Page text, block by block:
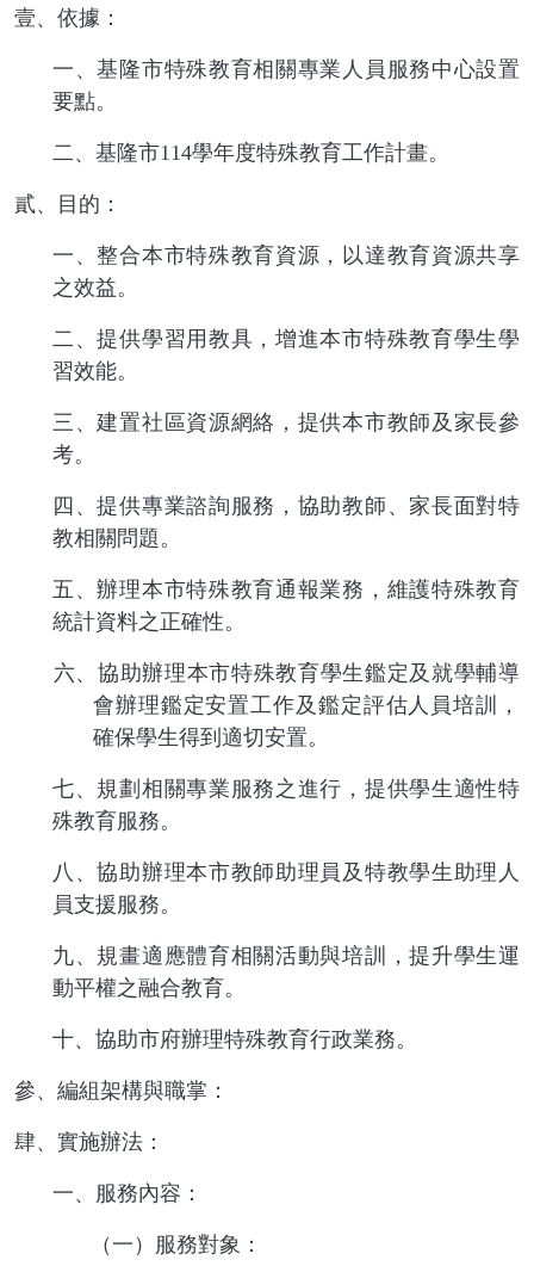
壹、依據：
一、基隆市特殊教育相關專業人員服務中心設置
要點。
二、基隆市114學年度特殊教育工作計畫。
貳、目的：
一、整合本市特殊教育資源，以達教育資源共享
之效益。
二、提供學習用教具，增進本市特殊教育學生學
習效能。
三、建置社區資源網絡，提供本市教師及家長參
考。
四、提供專業諮詢服務，協助教師、家長面對特
教相關問題。
五、辦理本市特殊教育通報業務，維護特殊教育
統計資料之正確性。
六、協助辦理本市特殊教育學生鑑定及就學輔導
會辦理鑑定安置工作及鑑定評估人員培訓，
確保學生得到適切安置。
七、規劃相關專業服務之進行，提供學生適性特
殊教育服務。
八、協助辦理本市教師助理員及特教學生助理人
員支援服務。
九、規畫適應體育相關活動與培訓，提升學生運
動平權之融合教育。
十、協助市府辦理特殊教育行政業務。
參、編組架構與職掌：
肆、實施辦法：
一、服務內容：
（一）服務對象：